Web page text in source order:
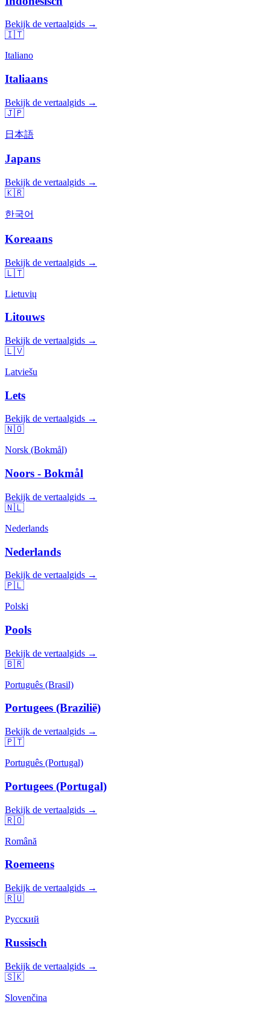
Bekijk de vertaalgids →
🇮🇹
Italiano
Italiaans
Bekijk de vertaalgids →
🇯🇵
日本語
Japans
Bekijk de vertaalgids →
🇰🇷
한국어
Koreaans
Bekijk de vertaalgids →
🇱🇹
Lietuvių
Litouws
Bekijk de vertaalgids →
🇱🇻
Latviešu
Lets
Bekijk de vertaalgids →
🇳🇴
Norsk (Bokmål)
Noors - Bokmål
Bekijk de vertaalgids →
🇳🇱
Nederlands
Nederlands
Bekijk de vertaalgids →
🇵🇱
Polski
Pools
Bekijk de vertaalgids →
🇧🇷
Português (Brasil)
Portugees (Brazilië)
Bekijk de vertaalgids →
🇵🇹
Português (Portugal)
Portugees (Portugal)
Bekijk de vertaalgids →
🇷🇴
Română
Roemeens
Bekijk de vertaalgids →
🇷🇺
Русский
Russisch
Bekijk de vertaalgids →
🇸🇰
Slovenčina